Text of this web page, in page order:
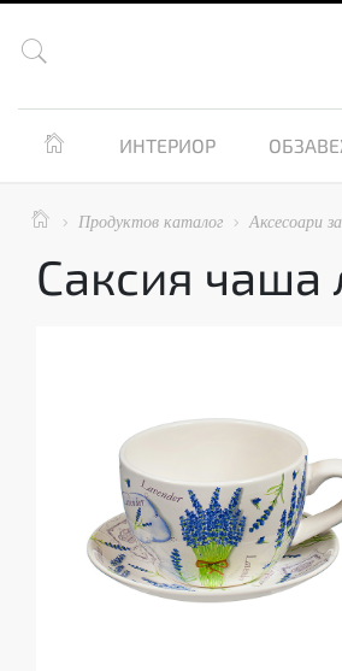

 ИНТЕРИОР
  Продуктов каталог  Аксесоари
Саксия чаша